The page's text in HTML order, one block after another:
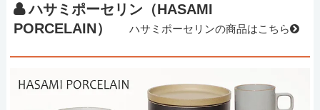
ハサミポーセリン（HASAMI
PORCELAIN）
ハサミポーセリンの商品はこちら